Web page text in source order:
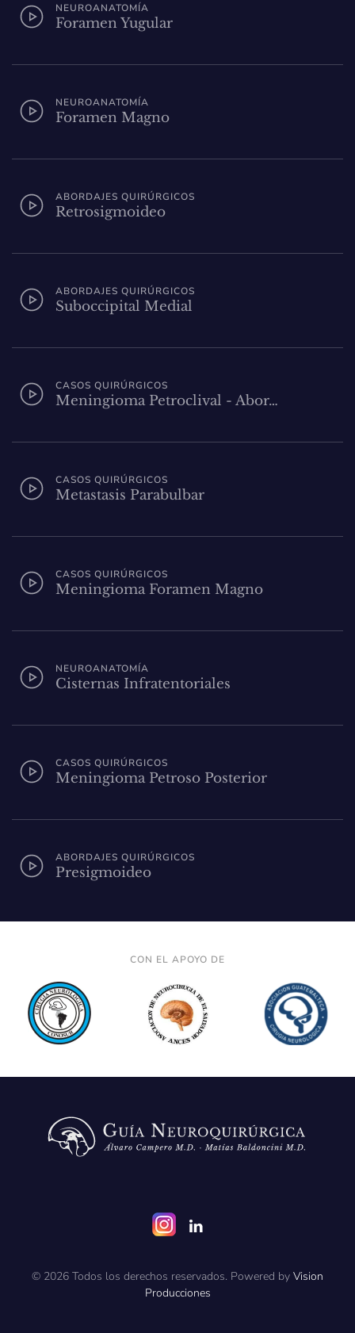
NEUROANATOMÍA
Foramen Yugular
NEUROANATOMÍA
Foramen Magno
ABORDAJES QUIRÚRGICOS
Retrosigmoideo
ABORDAJES QUIRÚRGICOS
Suboccipital Medial
CASOS QUIRÚRGICOS
Meningioma Petroclival - Abor…
CASOS QUIRÚRGICOS
Metastasis Parabulbar
CASOS QUIRÚRGICOS
Meningioma Foramen Magno
NEUROANATOMÍA
Cisternas Infratentoriales
CASOS QUIRÚRGICOS
Meningioma Petroso Posterior
ABORDAJES QUIRÚRGICOS
Presigmoideo
CON EL APOYO DE
© 2026 Todos los derechos reservados. Powered by Vision
Producciones